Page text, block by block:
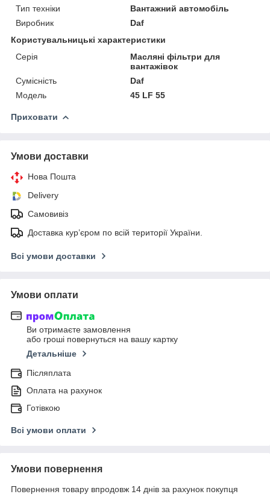
Тип техніки
Вантажний автомобіль
Виробник
Daf
Користувальницькі характеристики
Серія
Масляні фільтри для
вантажівок
Сумісність
Daf
Мoдель
45 LF 55
Приховати
Умови доставки
Нова Пошта
Delivery
Самовивіз
Доставка кур’єром по всій території України.
Всі умови доставки
Умови оплати
Ви отримаєте замовлення
або гроші повернуться на вашу картку
Детальніше
Післяплата
Оплата на рахунок
Готівкою
Всі умови оплати
Умови повернення
Повернення товару впродовж 14 днів за рахунок покупця